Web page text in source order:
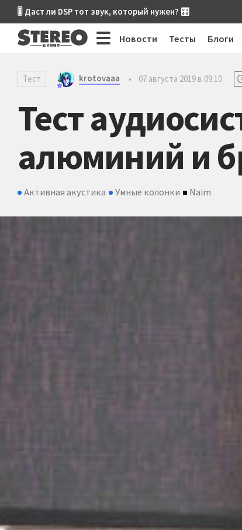
🎚 Даст ли DSP тот звук, который нужен? 🎛
Новости Тесты Блоги
Тест krotovaaa • 07 августа 2019 в 09:10
Тест
алюминий и
Активная акустика Умные колонки Naim